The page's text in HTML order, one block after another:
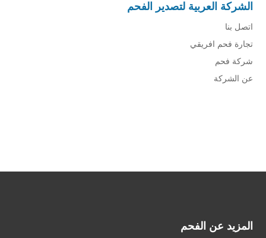
الشركة العربية لتصدير الفحم
اتصل بنا
تجارة فحم افريقي
شركة فحم
عن الشركة
المزيد عن الفحم